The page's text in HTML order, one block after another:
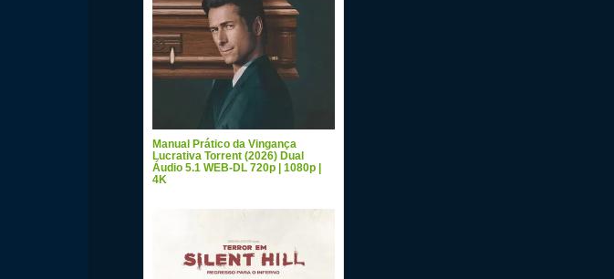
Manual Prático da Vingança
Lucrativa Torrent (2026) Dual
Áudio 5.1 WEB-DL 720p | 1080p |
4K